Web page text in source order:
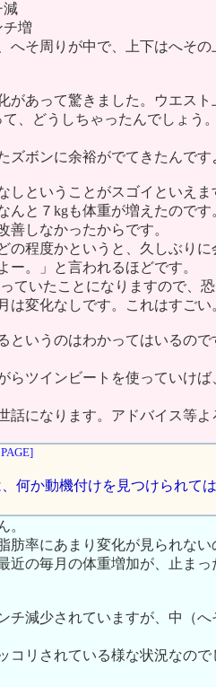
増
へそ周りが中で、上下はへそ
があって驚きました。ウエス
、どうしちゃったんでしょう
ズボンに余裕がでてきたんです
しということがスゴイといえ
んと７kgも体重が増えたので
善しなかったからです。
の程度かというと、久しぶり
ー。」と言われるほどです。
ていたことになりますので、
は変化なしです。これはすごい
というのはわかってはいるの
らツインビートを使っていけ
話になります。アドバイス等
何か動機付けを見つけられて
。
肪率にあまり変化が見られな
近の毎月の体重増加が、止ま
チ減少されていますが、中（
コリされている様な状況なの